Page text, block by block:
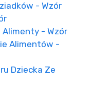
- Wzór
Alimenty - Wzór
Alimentów -
Dziecka Ze